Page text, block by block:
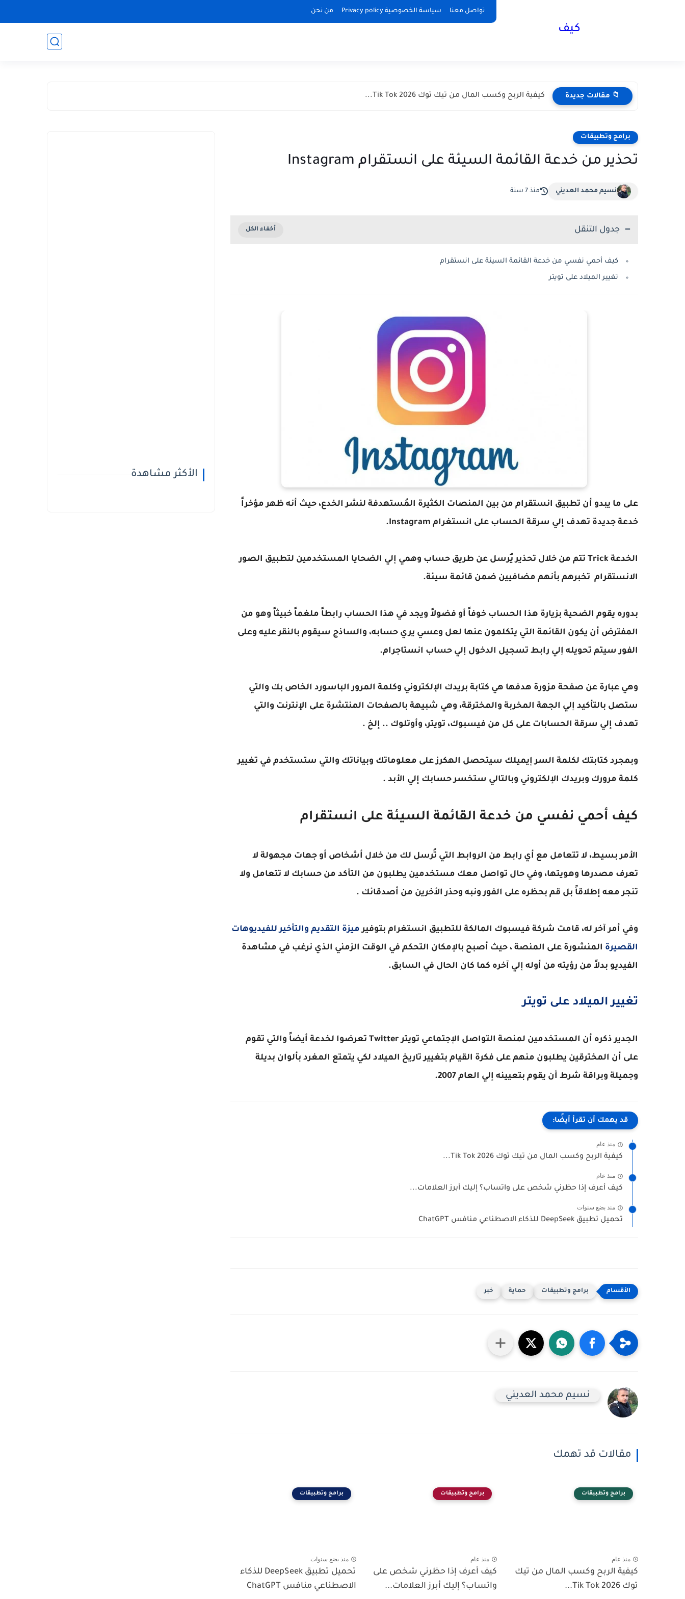
تواصل معنا سياسة الخصوصية Privacy policy من نحن
كيف
📁 مقالات جديدة كيفية الربح وكسب المال من تيك توك Tik Tok 2026...
برامج وتطبيقات
تحذير من خدعة القائمة السيئة على انستقرام Instagram
نسيم محمد العديني منذ 7 سنة
جدول التنقل
كيف أحمي نفسي من خدعة القائمة السيئة على انستقرام
تغيير الميلاد على تويتر
على ما يبدو أن تطبيق انستقرام من بين المنصات الكثيرة المُستهدفة لنشر الخدع، حيث أنه ظهر مؤخراً
خدعة جديدة تهدف إلي سرقة الحساب على انستغرام Instagram.
الخدعة Trick تتم من خلال تحذير يٌرسل عن طريق حساب وهمي إلي الضحايا المستخدمين لتطبيق الصور
الانستقرام تخبرهم بأنهم مضافيين ضمن قائمة سيئة.
بدوره يقوم الضحية بزيارة هذا الحساب خوفاً أو فضولاً ويجد في هذا الحساب رابطاً ملغماً خبيثاً وهو من
المفترض أن يكون القائمة التي يتكلمون عنها لعل وعسي يري حسابه، والساذج سيقوم بالنقر عليه وعلى
الفور سيتم تحويله إلي رابط تسجيل الدخول إلي حساب انستاجرام.
وهي عبارة عن صفحة مزورة هدفها هي كتابة بريدك الإلكتروني وكلمة المرور الباسورد الخاص بك والتي
ستصل بالتأكيد إلي الجهة المخربة والمخترقة، وهي شبيهة بالصفحات المنتشرة على الإنترنت والتي
تهدف إلي سرقة الحسابات على كل من فيسبوك، تويتر، وأوتلوك .. إلخ .
وبمجرد كتابتك لكلمة السر إيميلك سيتحصل الهكرز على معلوماتك وبياناتك والتي ستستخدم في تغيير
كلمة مرورك وبريدك الإلكتروني وبالتالي ستخسر حسابك إلي الأبد .
كيف أحمي نفسي من خدعة القائمة السيئة على انستقرام
الأمر بسيط، لا تتعامل مع أي رابط من الروابط التي تُرسل لك من خلال أشخاص أو جهات مجهولة لا
تعرف مصدرها وهويتها، وفي حال تواصل معك مستخدمين يطلبون من التأكد من حسابك لا تتعامل ولا
تنجر معه إطلاقاً بل قم بحظره على الفور ونبه وحذر الأخرين من أصدقائك .
وفي أمر آخر له، قامت شركة فيسبوك المالكة للتطبيق انستغرام بتوفيرميزة التقديم والتأخير للفيديوهات
القصيرة المنشورة على المنصة ، حيث أصبح بالإمكان التحكم في الوقت الزمني الذي نرغب في مشاهدة
الفيديو بدلاً من رؤيته من أوله إلي آخره كما كان الحال في السابق.
تغيير الميلاد على تويتر
الجدير ذكره أن المستخدمين لمنصة التواصل الإجتماعي تويتر Twitter تعرضوا لخدعة أيضاً والتي تقوم
على أن المخترقين يطلبون منهم على فكرة القيام بتغيير تاريخ الميلاد لكي يتمتع المغرد بألوان بديلة
وجميلة وبراقة شرط أن يقوم بتعيينه إلي العام 2007.
قد يهمك أن تقرأ أيضًا:
منذ عام
كيفية الربح وكسب المال من تيك توك Tik Tok 2026...
منذ عام
كيف أعرف إذا حظرني شخص على واتساب؟ إليك أبرز العلامات...
منذ بضع سنوات
تحميل تطبيق DeepSeek للذكاء الاصطناعي منافس ChatGPT
برامج وتطبيقات حماية خبر
نسيم محمد العديني
مقالات قد تهمك
برامج وتطبيقات
منذ عام
كيفية الربح وكسب المال من تيك
توك Tik Tok 2026...
برامج وتطبيقات
منذ عام
كيف أعرف إذا حظرني شخص على
واتساب؟ إليك أبرز العلامات...
برامج وتطبيقات
منذ بضع سنوات
تحميل تطبيق DeepSeek للذكاء
الاصطناعي منافس ChatGPT
الأكثر مشاهدة